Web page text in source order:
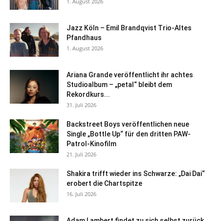
Jazz Köln – Emil Brandqvist Trio-Altes
Pfandhaus
1. August 2026
Ariana Grande veröffentlicht ihr achtes
Studioalbum – „petal“ bleibt dem
Rekordkurs...
31. Juli 2026
Backstreet Boys veröffentlichen neue
Single „Bottle Up“ für den dritten PAW-
Patrol-Kinofilm
21. Juli 2026
Shakira trifft wieder ins Schwarze: „Dai Dai“
erobert die Chartspitze
16. Juli 2026